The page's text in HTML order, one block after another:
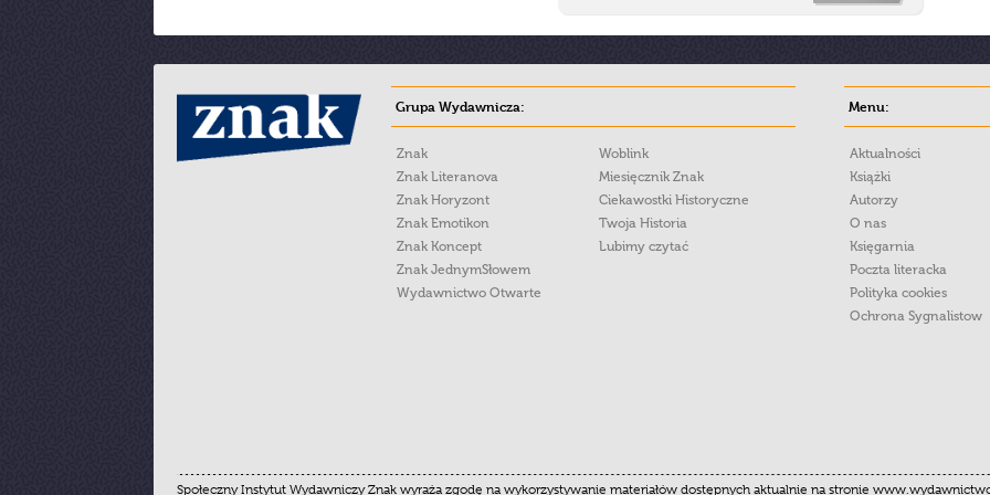
Grupa Wydawnicza:
Znak
Znak Literanova
Znak Horyzont
Znak Emotikon
Znak Koncept
Znak JednymSłowem
Wydawnictwo Otwarte
Woblink
Miesięcznik Znak
Ciekawostki Historyczne
Twoja Historia
Lubimy czytać
Menu:
Aktualności
Książki
Autorzy
O nas
Księgarnia
Poczta literacka
Polityka cookies
Ochrona Sygnalistow
Społeczny Instytut Wydawniczy Znak wyraża zgodę na wykorzystywanie materiałów dostępnych aktualnie na stronie